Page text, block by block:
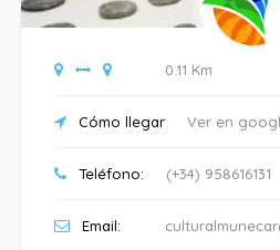
0.11 Km
Cómo llegar Ver en
Teléfono: (+34) 958616131
Email: